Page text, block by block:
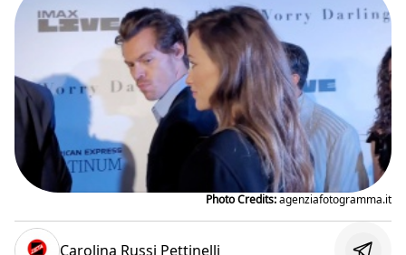
Photo Credits:agenziafotogramma.it
Carolina Russi Pettinelli